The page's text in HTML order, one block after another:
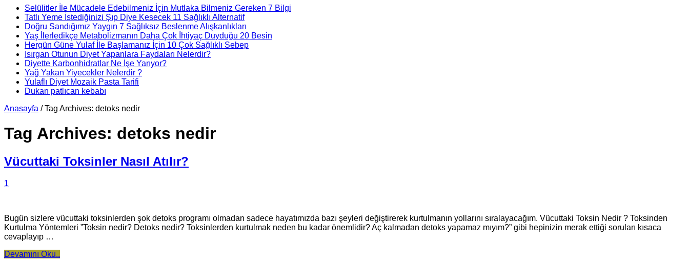
Selülitler İle Mücadele Edebilmeniz İçin Mutlaka Bilmeniz Gereken 7 Bilgi
Tatlı Yeme İstediğinizi Şıp Diye Kesecek 11 Sağlıklı Alternatif
Doğru Sandığımız Yaygın 7 Sağlıksız Beslenme Alışkanlıkları
Yaş İlerledikçe Metabolizmanın Daha Çok İhtiyaç Duyduğu 20 Besin
Hergün Güne Yulaf İle Başlamanız İçin 10 Çok Sağlıklı Sebep
Isırgan Otunun Diyet Yapanlara Faydaları Nelerdir?
Diyette Karbonhidratlar Ne İşe Yarıyor?
Yağ Yakan Yiyecekler Nelerdir ?
Yulaflı Diyet Mozaik Pasta Tarifi
Dukan patlıcan kebabı
Anasayfa / Tag Archives: detoks nedir
Tag Archives: detoks nedir
Vücuttaki Toksinler Nasıl Atılır?
1
Bugün sizlere vücuttaki toksinlerden şok detoks programı olmadan sadece hayatımızda bazı şeyleri değiştirerek kurtulmanın yollarını sıralayacağım. Vücuttaki Toksin Nedir ? Toksinden
Kurtulma Yöntemleri ”Toksin nedir? Detoks nedir? Toksinlerden kurtulmak neden bu kadar önemlidir? Aç kalmadan detoks yapamaz mıyım?” gibi hepinizin merak ettiği soruları kısaca
cevaplayıp …
Devamını Oku..